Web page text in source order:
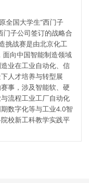
全国大学生“西门子
门子公司签订的战略合
挑战赛是由北京化工
向中国智能制造领域
业在工业自动化、信
人才培养与转型展
事，涉及智能软、硬
流程工业工厂自动化
数字化等与工业4.0智
校新工科教学实践平